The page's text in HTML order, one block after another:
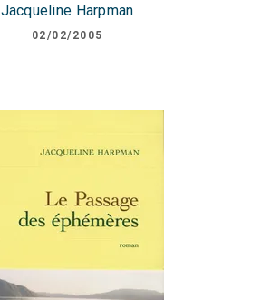
Jacqueline Harpman
02/02/2005